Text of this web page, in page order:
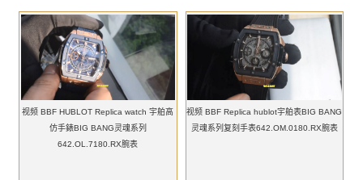
视频 BBF HUBLOT Replica watch 宇舶高
仿手錶BIG BANG灵魂系列
642.OL.7180.RX腕表
视频 BBF Replica hublot宇舶表BIG BANG
灵魂系列复刻手表642.OM.0180.RX腕表